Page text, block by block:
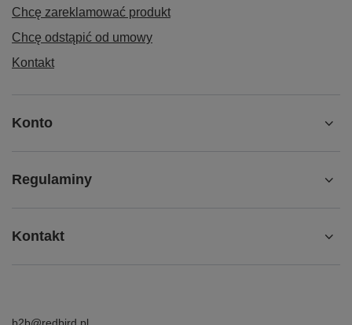
Chcę zareklamować produkt
Chcę odstąpić od umowy
Kontakt
Konto
Regulaminy
Kontakt